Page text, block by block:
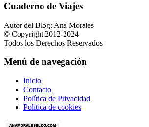
Cuaderno de Viajes
Autor del Blog: Ana Morales
© Copyright 2012-2024
Todos los Derechos Reservados
Menú de navegación
Inicio
Contacto
Política de Privacidad
Política de cookies